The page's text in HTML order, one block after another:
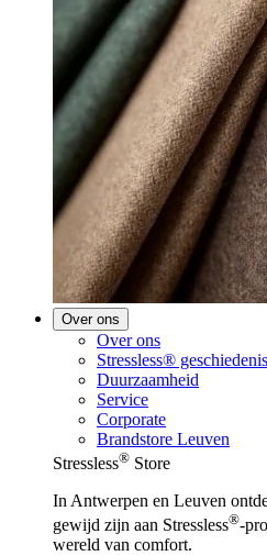
Over ons
Over ons
Stressless® geschiedenis
Duurzaamheid
Service
Corporate
Brandstore Leuven
Stressless® Store
In Antwerpen en Leuven
gewijd zijn aan Stressless®-
wereld van comfort.